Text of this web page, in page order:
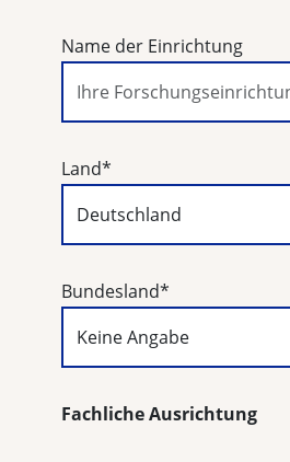
Name der Einrichtung
Land*
Bundesland*
Fachliche Ausrichtung